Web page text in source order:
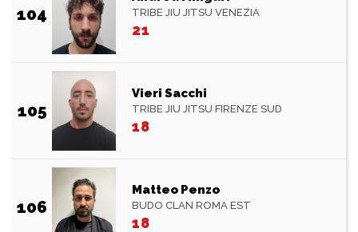
104 TRIBE JIU JITSU VENEZIA
21
105
Vieri Sacchi
TRIBE JIU JITSU FIRENZE SUD
18
106
Matteo Penzo
BUDO CLAN ROMA EST
18